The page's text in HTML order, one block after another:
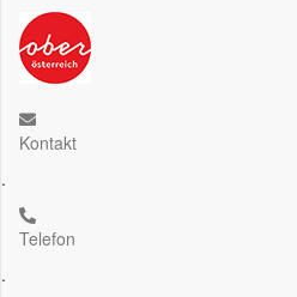
Kontakt
.
Telefon
.